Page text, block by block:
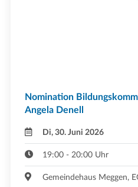
Nomination
Angela Denell
Di, 30. Juni 2026
19:00 - 20:00 Uhr
Gemeindehaus Meggen,